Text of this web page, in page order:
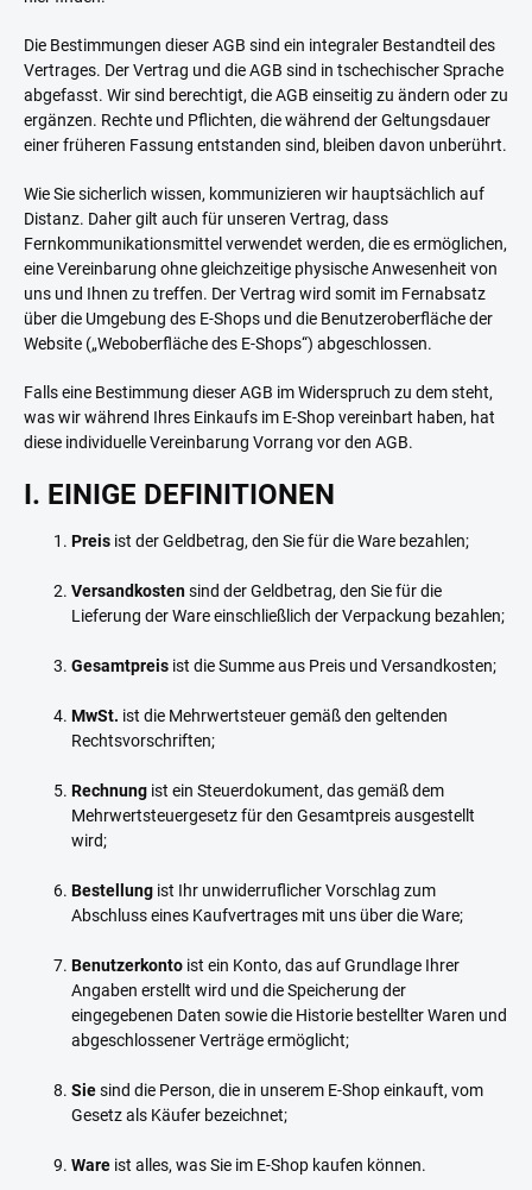
Die Bestimmungen dieser AGB sind ein integraler Bestandteil des
Vertrages. Der Vertrag und die AGB sind in tschechischer Sprache
abgefasst. Wir sind berechtigt, die AGB einseitig zu ändern oder zu
ergänzen. Rechte und Pflichten, die während der Geltungsdauer
einer früheren Fassung entstanden sind, bleiben davon unberührt.
Wie Sie sicherlich wissen, kommunizieren wir hauptsächlich auf
Distanz. Daher gilt auch für unseren Vertrag, dass
Fernkommunikationsmittel verwendet werden, die es ermöglichen,
eine Vereinbarung ohne gleichzeitige physische Anwesenheit von
uns und Ihnen zu treffen. Der Vertrag wird somit im Fernabsatz
über die Umgebung des E-Shops und die Benutzeroberfläche der
Website („Weboberfläche des E-Shops“) abgeschlossen.
Falls eine Bestimmung dieser AGB im Widerspruch zu dem steht,
was wir während Ihres Einkaufs im E-Shop vereinbart haben, hat
diese individuelle Vereinbarung Vorrang vor den AGB.
I. EINIGE DEFINITIONEN
Preis ist der Geldbetrag, den Sie für die Ware bezahlen;
Versandkostensind der Geldbetrag, den Sie für die
Lieferung der Ware einschließlich der Verpackung bezahlen;
Gesamtpreis ist die Summe aus Preis und Versandkosten;
MwSt. ist die Mehrwertsteuer gemäß den geltenden
Rechtsvorschriften;
Rechnung ist ein Steuerdokument, das gemäß dem
Mehrwertsteuergesetz für den Gesamtpreis ausgestellt
wird;
Bestellung ist Ihr unwiderruflicher Vorschlag zum
Abschluss eines Kaufvertrages mit uns über die Ware;
Benutzerkonto ist ein Konto, das auf Grundlage Ihrer
Angaben erstellt wird und die Speicherung der
eingegebenen Daten sowie die Historie bestellter Waren und
abgeschlossener Verträge ermöglicht;
Siesind die Person, die in unserem E-Shop einkauft, vom
Gesetz als Käufer bezeichnet;
Ware ist alles, was Sie im E-Shop kaufen können.